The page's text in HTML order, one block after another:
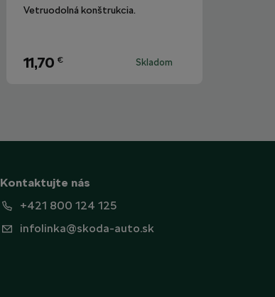
Vetruodolná konštrukcia.
11,70 € Skladom
Kontaktujte nás
+421 800 124 125
infolinka@skoda-auto.sk